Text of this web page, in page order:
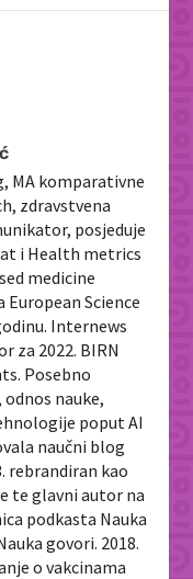
MA komparativne
zdravstvena
posjeduje
i Health metrics
medicine
Science
Internews
za 2022. BIRN
Posebno
nauke,
poput AI
naučni blog
rebrandiran kao
te glavni autor na
podkasta Nauka
govori. 2018.
o vakcinama